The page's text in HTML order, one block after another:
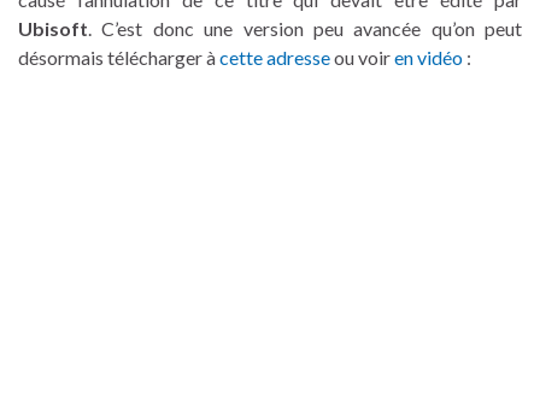
Ubisoft . C’est donc une version peu avancée qu’on peut
désormais télécharger àcette adresseou voiren vidéo :